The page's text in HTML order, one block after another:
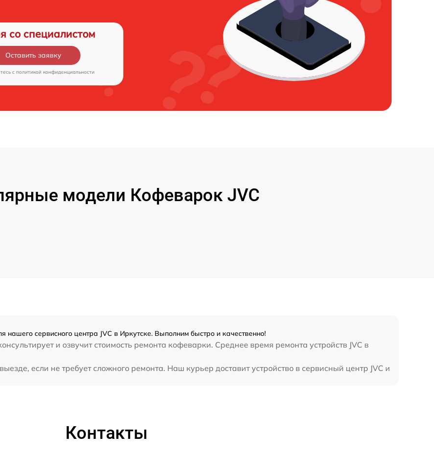
со специалистом
Оставить заявку
c политикой конфиденциальности
модели Кофеварок JVC
сервисного центра JVC в Иркутске. Выполним быстро и качественно!
и озвучит стоимость ремонта кофеварки. Среднее время ремонта устройств JVC в
если не требует сложного ремонта. Наш курьер доставит устройство в сервисный центр JVC и
Контакты